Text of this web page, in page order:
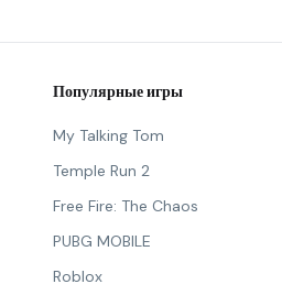
Популярные игры
My Talking Tom
Temple Run 2
Free Fire: The Chaos
PUBG MOBILE
Roblox